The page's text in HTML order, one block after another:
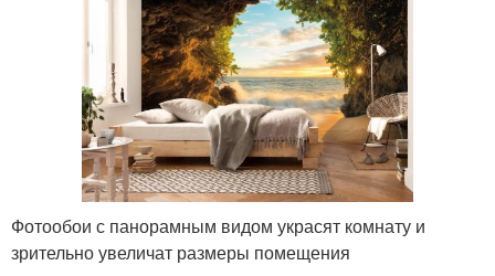
Фотообои с панорамным видом украсят комнату и
зрительно увеличат размеры помещения